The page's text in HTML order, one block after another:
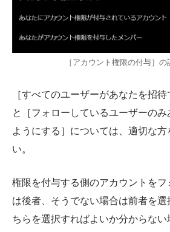
［アカウント権限の付与］の
［すべてのユーザーがあなたを招待
と［フォローしているユーザーの
ようにする］については、適切な方
い。
権限を付与する側のアカウントを
は後者、そうでない場合は前者を
ちらを選択すればよいか分からな